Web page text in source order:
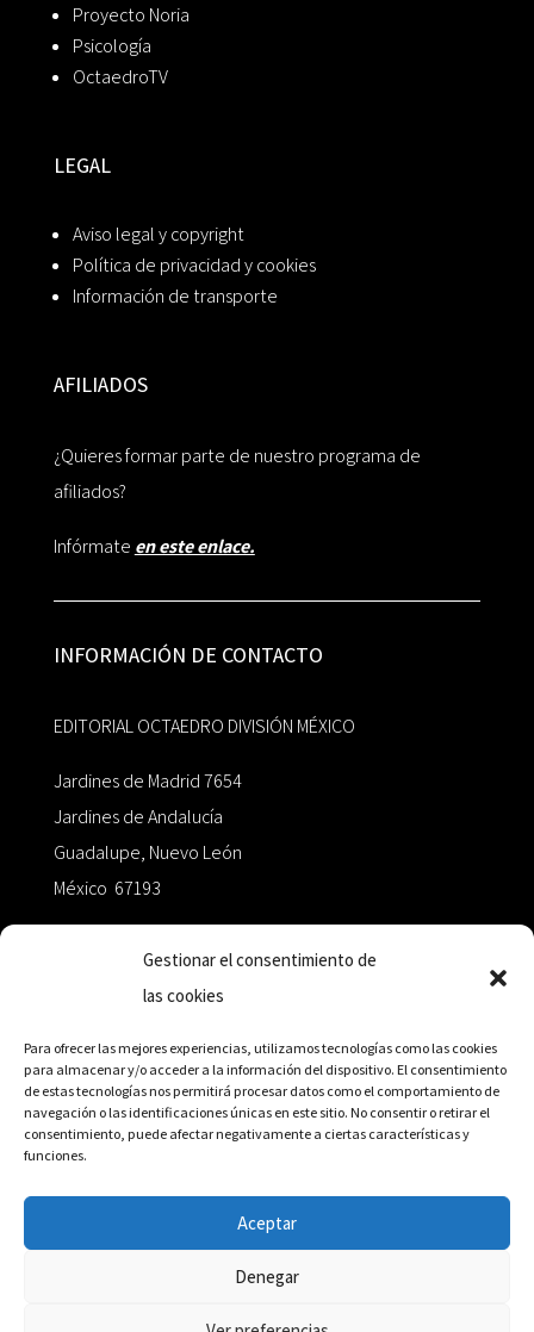
Gestionar el consentimiento de
las cookies
Para ofrecer las mejores experiencias, utilizamos tecnologías como las cookies
para almacenar y/o acceder a la información del dispositivo. El consentimiento
de estas tecnologías nos permitirá procesar datos como el comportamiento de
navegación o las identificaciones únicas en este sitio. No consentir o retirar el
consentimiento, puede afectar negativamente a ciertas características y
funciones.
Aceptar
Denegar
Proyecto Noria
Psicología
OctaedroTV
LEGAL
Aviso legal y copyright
Política de privacidad y cookies
Información de transporte
AFILIADOS
¿Quieres formar parte de nuestro programa de
afiliados?
Infórmate en este enlace.
INFORMACIÓN DE CONTACTO
EDITORIAL OCTAEDRO DIVISIÓN MÉXICO
Jardines de Madrid 7654
Jardines de Andalucía
Guadalupe, Nuevo León
México 67193
+52 811.499.5638
RED DE DISTRIBUCIÓN
Distribuidores en México y Octaedro internacional